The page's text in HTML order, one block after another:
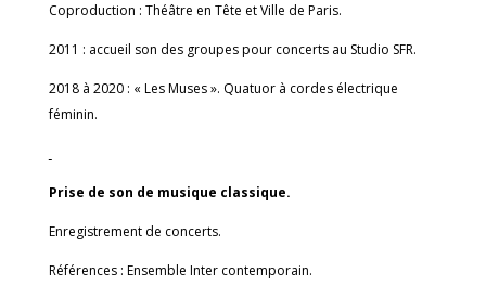
Coproduction : Théâtre en Tête et Ville de Paris.
2011 : accueil son des groupes pour concerts au Studio SFR.
2018 à 2020 : « Les Muses ». Quatuor à cordes électrique
féminin.
Prise de son de musique classique.
Enregistrement de concerts.
Références : Ensemble Inter contemporain.